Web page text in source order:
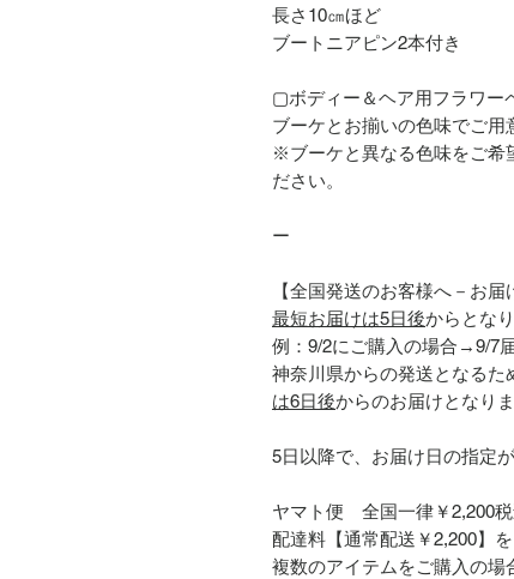
長さ10㎝ほど
ブートニアピン2本付き
▢ボディー＆ヘア用フラワ
ブーケとお揃いの色味でご用
※ブーケと異なる色味をご希
ださい。
ー
【全国発送のお客様へ－お届
最短お届けは5日後からとなり
例：9/2にご購入の場合→9/7
神奈川県からの発送となるた
は6日後からのお届けとなり
5日以降で、お届け日の指定
ヤマト便 全国一律￥2,200
配達料【通常配送￥2,200】
複数のアイテムをご購入の場